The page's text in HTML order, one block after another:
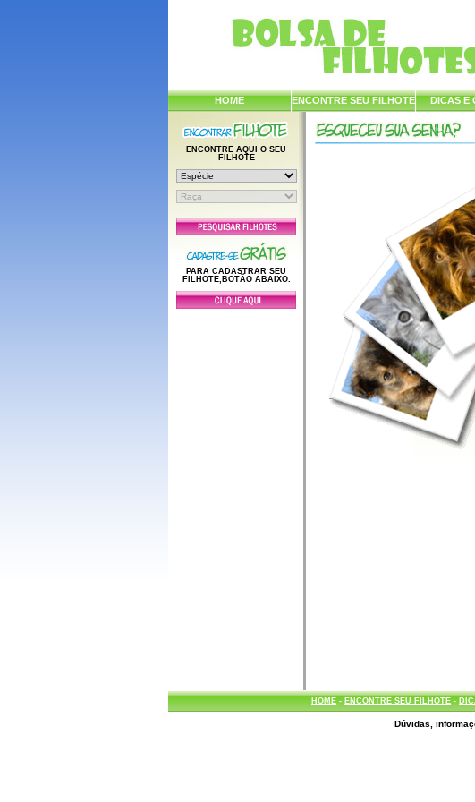
HOME ENCONTRE SEU FILHOTE DICAS E
ENCONTRE AQUI O SEU
FILHOTE
PARA CADASTRAR SEU
FILHOTE,BOTÃO ABAIXO.
HOME- ENCONTRE SEU FILHOTE-
Dúvidas,